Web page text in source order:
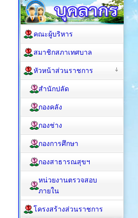
คณะผู้บริหาร
สมาชิกสภาเทศบาล
หัวหน้าส่วนราชการ
สำนักปลัด
กองคลัง
กองช่าง
กองการศึกษา
กองสาธารณสุขฯ
หน่วยงานตรวจสอบ
ภายใน
โครงสร้างส่วนราชการ